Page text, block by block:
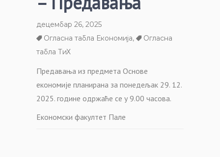
децембар 26, 2025
Огласна табла Економија,
Огласна
табла ТиХ
Предавања из предмета Основе
економије планирана за понедељак 29. 12.
2025. године одржаће се у 9.00 часова.
Економски факултет Пале